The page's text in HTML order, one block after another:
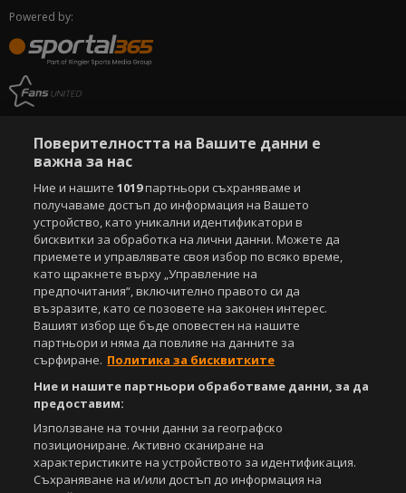
Powered by:
Поверителността на Вашите данни е
важна за нас
Ние и нашите1019партньори съхраняваме и
получаваме достъп до информация на Вашето
устройство, като уникални идентификатори в
бисквитки за обработка на лични данни. Можете да
приемете и управлявате своя избор по всяко време,
като щракнете върху „Управление на
предпочитания“, включително правото си да
възразите, като се позовете на законен интерес.
Вашият избор ще бъде оповестен на нашите
партньори и няма да повлияе на данните за
сърфиране. Политика за бисквитките
Ние и нашите партньори обработваме данни, за да
предоставим:
Използване на точни данни за географско
позициониране. Активно сканиране на
характеристиките на устройството за идентификация.
Съхраняване на и/или достъп до информация на